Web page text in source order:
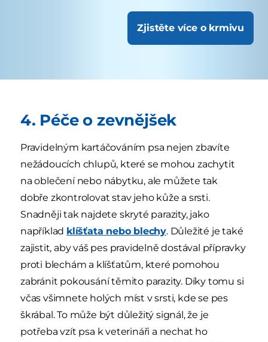
Zjistěte více o krmivu
4. Péče o zevnějšek
Pravidelným kartáčováním psa nejen zbavíte
nežádoucích chlupů, které se mohou zachytit
na oblečení nebo nábytku, ale můžete tak
dobře zkontrolovat stav jeho kůže a srsti.
Snadněji tak najdete skryté parazity, jako
například klíšťata nebo blechy. Důležité je také
zajistit, aby váš pes pravidelně dostával přípravky
proti blechám a klíšťatům, které pomohou
zabránit pokousání těmito parazity. Díky tomu si
včas všimnete holých míst v srsti, kde se pes
škrábal. To může být důležitý signál, že je
potřeba vzít psa k veterináři a nechat ho